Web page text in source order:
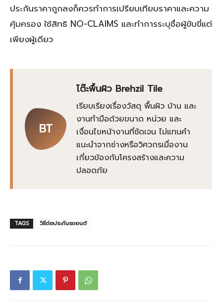
ประกันราคาถูกลงก็ควรทำการเปรียบเทียบราคาและความ
คุ้มครอง ใช้สิทธิ NO-CLAIMS และทำการระบุชื่อผู้ขับขี่แต่
เพียงผู้เดียว
BT
โต๊ะพื้นผิว Brehzil Tile
เรียบเรียงเรื่องวัสดุ พื้นผิว บ้าน และ
งานทำมือด้วยขนาด หน่วย และ
เงื่อนไขหน้างานที่ชัดเจน ไม่แทนคำ
แนะนำจากช่างหรือวิศวกรเมื่องาน
เกี่ยวข้องกับโครงสร้างและความ
ปลอดภัย
TAGS วิธีต่อประกันรถยนต์